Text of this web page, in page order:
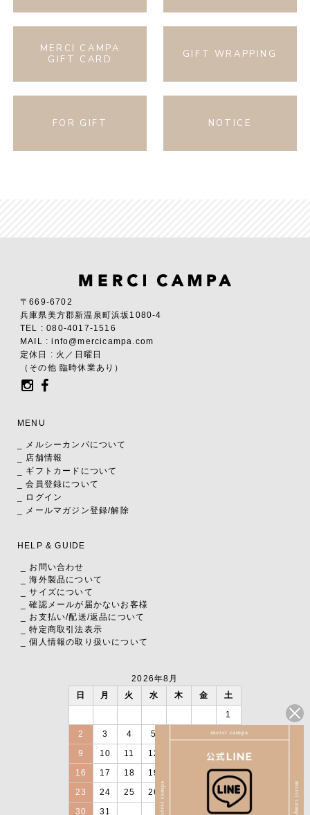
MERCI CAMPA
GIFT CARD
GIFT WRAPPING
FOR GIFT NOTICE
〒669-6702
兵庫県美方郡新温泉町浜坂1080-4
TEL : 080-4017-1516
MAIL : info@mercicampa.com
定休日 : 火／日曜日
（その他 臨時休業あり）
MENU
_ メルシーカンパについて
_ 店舗情報
_ ギフトカードについて
_ 会員登録について
_ ログイン
_ メールマガジン登録/解除
HELP & GUIDE
_ お問い合わせ
_ 海外製品について
_ サイズについて
_ 確認メールが届かないお客様
_ お支払い/配送/返品について
_ 特定商取引法表示
_ 個人情報の取り扱いについて
2026年8月
日
月 火 水 木 金
土
1
2
3 4 5
8
9
10 11 12 14
15
16
17 18 19 21
22
23
24 25 26
29
30
31